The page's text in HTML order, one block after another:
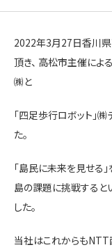
2022年3月27日香川
頂き、 高松市主催によ
㈱と
「四足歩行ロボット」
た。
「島民に未来を見せる
島の課題に挑戦すると
した。
当社はこれからもNTT